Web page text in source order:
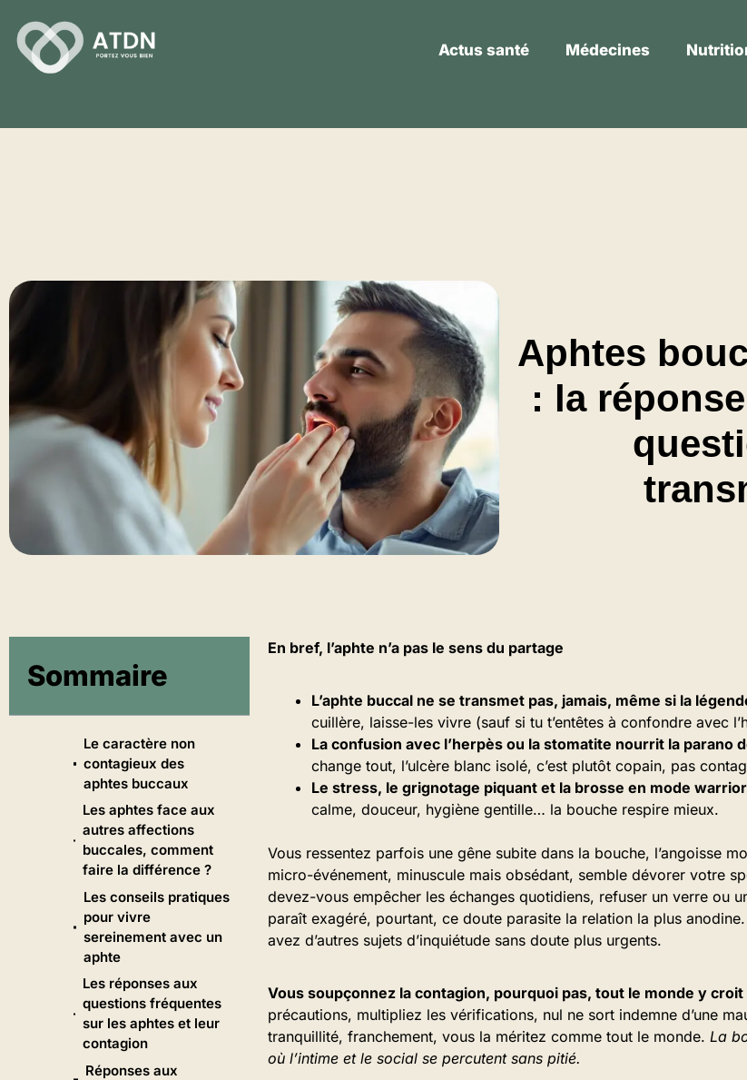
Actus santé Médecines
Aphtes
: la
Sommaire
Le caractère non
contagieux des
aphtes buccaux
Les aphtes face aux
autres affections
buccales, comment
faire la différence ?
Les conseils pratiques
pour vivre
sereinement avec un
aphte
Les réponses aux
questions fréquentes
sur les aphtes et leur
contagion
Réponses aux
En bref, l’aphte n’a pas le sens du partage
L’aphte buccal ne se transmet pas, jamais, même si la
cuillère, laisse-les vivre (sauf si tu t’entêtes à confondre avec
La confusion avec l’herpès ou la stomatite nourrit la parano
change tout, l’ulcère blanc isolé, c’est plutôt copain, pas
Le stress, le grignotage piquant et la brosse en mode
calme, douceur, hygiène gentille… la bouche respire mieux.
Vous ressentez parfois une gêne subite dans la bouche, l’angoisse
micro-événement, minuscule mais obsédant, semble dévorer votre
devez-vous empêcher les échanges quotidiens, refuser un verre ou
paraît exagéré, pourtant, ce doute parasite la relation la plus
avez d’autres sujets d’inquiétude sans doute plus urgents.
Vous soupçonnez la contagion, pourquoi pas, tout le monde y croit
précautions, multipliez les vérifications, nul ne sort indemne d’une
tranquillité, franchement, vous la méritez comme tout le monde. La
où l’intime et le social se percutent sans pitié.